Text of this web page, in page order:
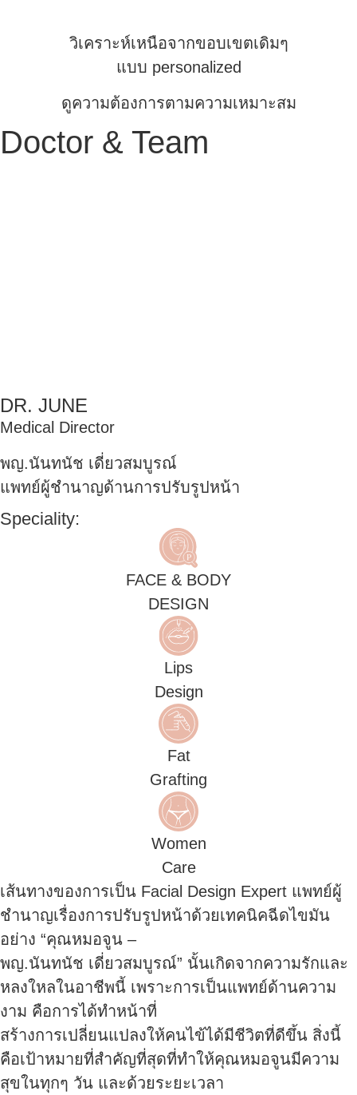
วิเคราะห์เหนือจากขอบเขตเดิมๆ
แบบ personalized
ดูความต้องการตามความเหมาะสม
Doctor & Team
DR. JUNE
Medical Director
พญ.นันทนัช เดี่ยวสมบูรณ์
แพทย์ผู้ชำนาญด้านการปรับรูปหน้า
Speciality:
FACE & BODY
DESIGN
Lips
Design
Fat
Grafting
Women
Care
เส้นทางของการเป็น Facial Design Expert แพทย์ผู้
ชำนาญเรื่องการปรับรูปหน้าด้วยเทคนิคฉีดไขมัน
อย่าง “คุณหมอจูน –
พญ.นันทนัช เดี่ยวสมบูรณ์” นั้นเกิดจากความรักและ
หลงใหลในอาชีพนี้ เพราะการเป็นแพทย์ด้านความ
งาม คือการได้ทำหน้าที่
สร้างการเปลี่ยนแปลงให้คนไข้ได้มีชีวิตที่ดีขึ้น สิ่งนี้
คือเป้าหมายที่สำคัญที่สุดที่ทำให้คุณหมอจูนมีความ
สุขในทุกๆ วัน และด้วยระยะเวลา